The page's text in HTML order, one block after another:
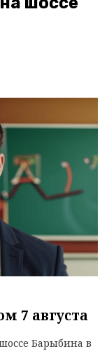
7 августа
Барыбина в